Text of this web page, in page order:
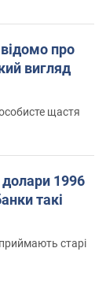
про
вигляд
щастя
долари 1996
такі
старі